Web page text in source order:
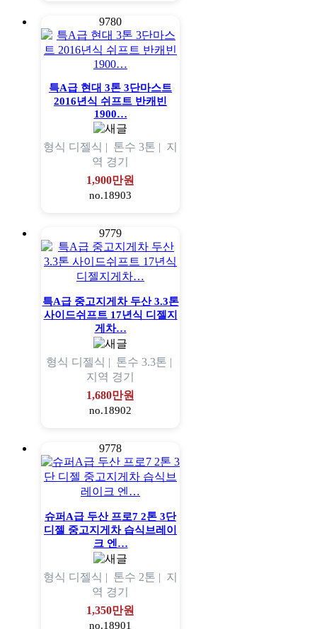
9780
특A급 현대 3톤 3단마스트
2016년식 쉬프트 반캐빈
1900…
형식 디젤식 | 톤수 3톤 | 지
역 경기
1,900만원
no.18903
9779
특A급 중고지게차 두산 3.3톤
사이드쉬프트 17년식 디젤지
게차…
형식 디젤식 | 톤수 3.3톤 |
지역 경기
1,680만원
no.18902
9778
슈퍼A급 두산 프로7 2톤 3단
디젤 중고지게차 습식브레이
크 엔…
형식 디젤식 | 톤수 2톤 | 지
역 경기
1,350만원
no.18901